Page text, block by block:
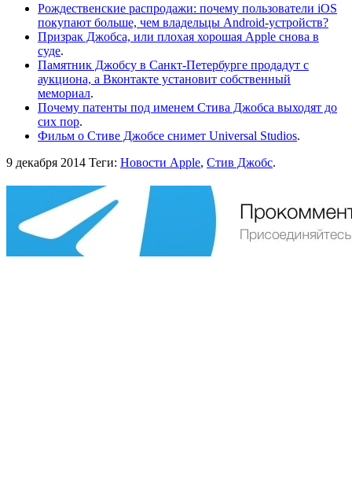
Рождественские распродажи: почему пользователи iOS
покупают больше, чем владельцы Android-устройств?
Призрак Джобса, или плохая хорошая Apple снова в
суде.
Памятник Джобсу в Санкт-Петербурге продадут с
аукциона, а Вконтакте установит собственный
мемориал.
Почему патенты под именем Стива Джобса выходят до
сих пор.
Фильм о Стиве Джобсе снимет Universal Studios.
9 декабря 2014 Теги: Новости Apple, Стив Джобс.